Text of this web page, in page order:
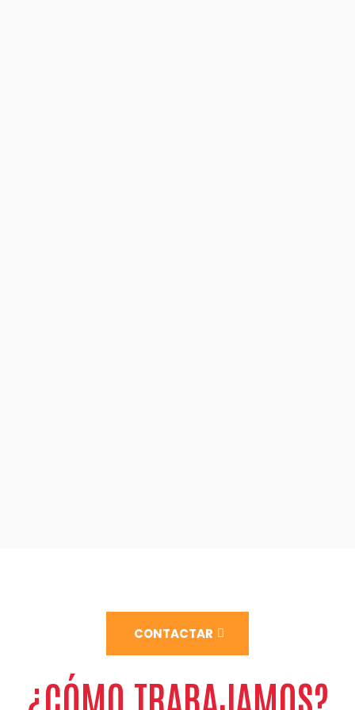
CONTACTAR
¿CÓMO TRABAJAMOS?